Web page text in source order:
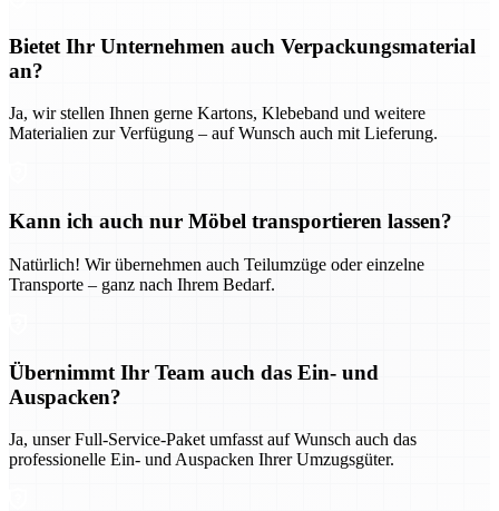
Bietet Ihr Unternehmen auch Verpackungsmaterial
an?
Ja, wir stellen Ihnen gerne Kartons, Klebeband und weitere
Materialien zur Verfügung – auf Wunsch auch mit Lieferung.
Kann ich auch nur Möbel transportieren lassen?
Natürlich! Wir übernehmen auch Teilumzüge oder einzelne
Transporte – ganz nach Ihrem Bedarf.
Übernimmt Ihr Team auch das Ein- und
Auspacken?
Ja, unser Full-Service-Paket umfasst auf Wunsch auch das
professionelle Ein- und Auspacken Ihrer Umzugsgüter.